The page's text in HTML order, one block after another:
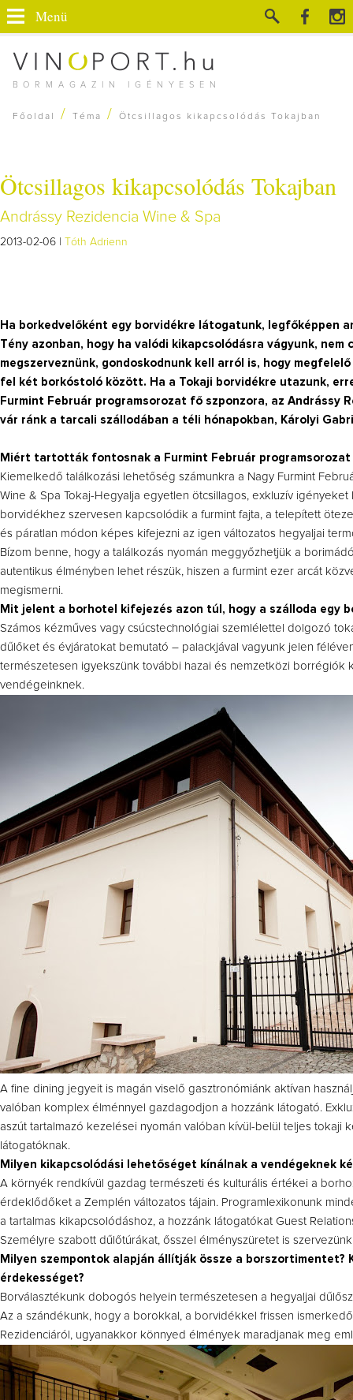
BORMAGAZIN IGÉNYESEN
Menü
Főoldal / Téma / Ötcsillagos kikapcsolódás Tokajban
Ötcsillagos kikapcsolódás Tokajban
Andrássy Rezidencia Wine & Spa
2013-02-06 | Tóth Adrienn
Ha borkedvelőként egy borvidékre látogatunk, legfőképpen
Tény azonban, hogy ha valódi kikapcsolódásra vágyunk, nem
megszerveznünk, gondoskodnunk kell arról is, hogy
fel két borkóstoló között. Ha a Tokaji borvidékre utazunk,
Furmint Február programsorozat fő szponzora, az Andrássy
vár ránk a tarcali szállodában a téli hónapokban, Károlyi
Miért tartották fontosnak a Furmint Február
Kiemelkedő találkozási lehetőség számunkra a Nagy Furmint
Wine & Spa Tokaj-Hegyalja egyetlen ötcsillagos, exkluzív
borvidékhez szervesen kapcsolódik a furmint fajta, a telepített
és páratlan módon képes kifejezni az igen változatos hegyaljai
Bízom benne, hogy a találkozás nyomán meggyőzhetjük a
autentikus élményben lehet részük, hiszen a furmint ezer arcát
megismerni.
Mit jelent a borhotel kifejezés azon túl, hogy a szálloda egy
Számos kézműves vagy csúcstechnológiai szemlélettel dolgozó
dűlőket és évjáratokat bemutató – palackjával vagyunk jelen
természetesen igyekszünk további hazai és nemzetközi borrégiók
vendégeinknek.
A fine dining jegyeit is magán viselő gasztronómiánk aktívan
valóban komplex élménnyel gazdagodjon a hozzánk látogató.
aszút tartalmazó kezelései nyomán valóban kívül-belül teljes tokaji
látogatóknak.
Milyen kikapcsolódási lehetőséget kínálnak a vendégeknek
A környék rendkívül gazdag természeti és kulturális értékei a
érdeklődőket a Zemplén változatos tájain. Programlexikonunk
a tartalmas kikapcsolódáshoz, a hozzánk látogatókat Guest
Személyre szabott dűlőtúrákat, ősszel élményszüretet is
Milyen szempontok alapján állítják össze a borszortimentet?
érdekességet?
Borválasztékunk dobogós helyein természetesen a hegyaljai
Az a szándékunk, hogy a borokkal, a borvidékkel frissen
Rezidenciáról, ugyanakkor könnyed élmények maradjanak meg